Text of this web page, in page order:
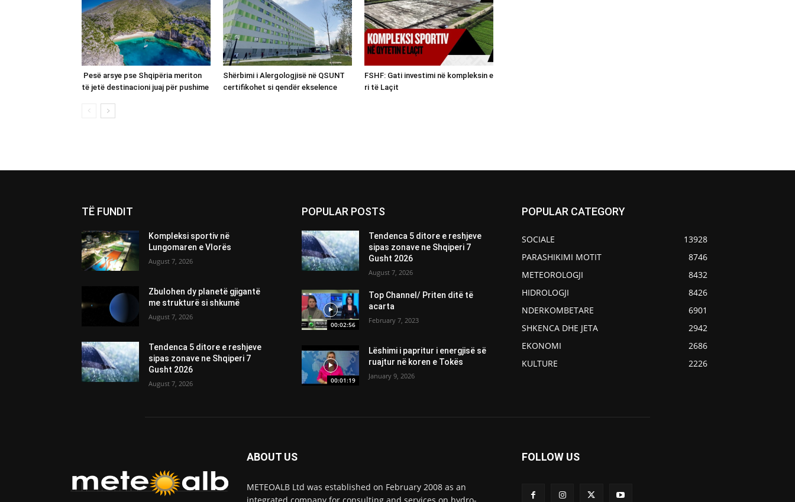
Pesë arsye pse Shqipëria meriton
të jetë destinacioni juaj për pushime
Shërbimi i Alergologjisë në QSUNT
certifikohet si qendër ekselence
FSHF: Gati investimi në kompleksin e
ri të Laçit
TË FUNDIT
Kompleksi sportiv në
Lungomaren e Vlorës
August 7, 2026
Zbulohen dy planetë gjigantë
me strukturë si shkumë
August 7, 2026
Tendenca 5 ditore e reshjeve
sipas zonave ne Shqiperi 7
Gusht 2026
August 7, 2026
POPULAR POSTS
Tendenca 5 ditore e reshjeve
sipas zonave ne Shqiperi 7
Gusht 2026
August 7, 2026
00:02:56
Top Channel/ Priten ditë të
acarta
February 7, 2023
00:01:19
Lëshimi i papritur i energjisë së
ruajtur në koren e Tokës
January 9, 2026
POPULAR CATEGORY
SOCIALE
13928
PARASHIKIMI MOTIT
8746
METEOROLOGJI
8432
HIDROLOGJI
8426
NDERKOMBETARE
6901
SHKENCA DHE JETA
2942
EKONOMI
2686
KULTURE
2226
ABOUT US
METEOALB Ltd was established on February 2008 as an
FOLLOW US